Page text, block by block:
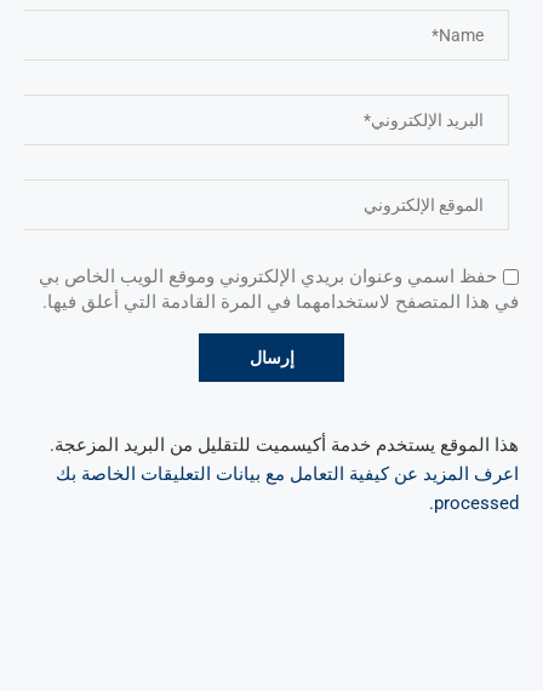
حفظ اسمي وعنوان بريدي الإلكتروني وموقع الويب الخاص بي
في هذا المتصفح لاستخدامهما في المرة القادمة التي أعلق فيها.
هذا الموقع يستخدم خدمة أكيسميت للتقليل من البريد المزعجة.
اعرف المزيد عن كيفية التعامل مع بيانات التعليقات الخاصة بك
processed
.